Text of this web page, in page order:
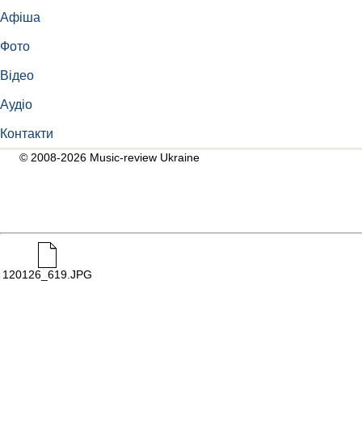
Афіша
Фото
Відео
Аудіо
Контакти
© 2008-2026 Music-review Ukraine
120126_619.JPG